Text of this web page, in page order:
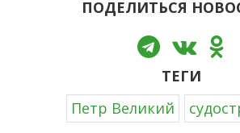
ПОДЕЛИТЬСЯ
ТЕГИ
Петр Великий